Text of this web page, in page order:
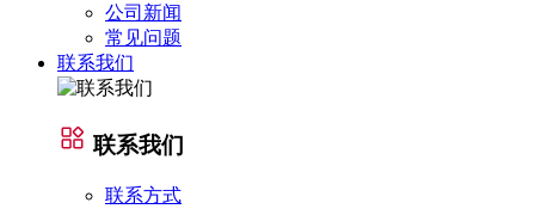
公司新闻
常见问题
联系我们
联系我们
联系方式